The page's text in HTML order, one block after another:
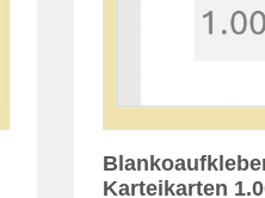
Karteikarten